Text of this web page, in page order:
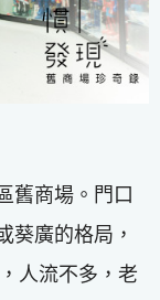
舊商場。門口
葵廣的格局，
人流不多，老